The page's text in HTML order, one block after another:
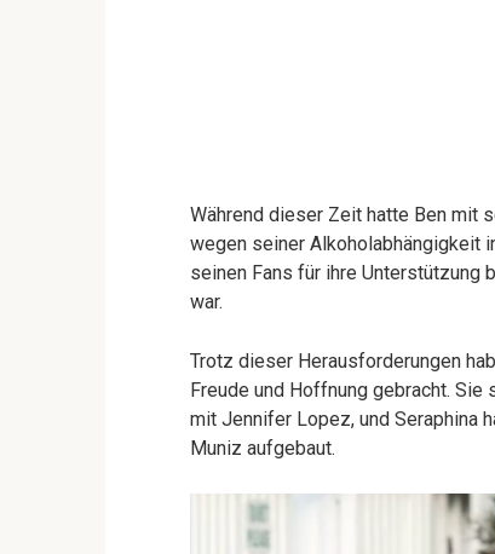
Während dieser Zeit hatte Ben mit
wegen seiner Alkoholabhängigkeit
seinen Fans für ihre Unterstützung
war.
Trotz dieser Herausforderungen
Freude und Hoffnung gebracht.
mit Jennifer Lopez, und Seraphina
Muniz aufgebaut.